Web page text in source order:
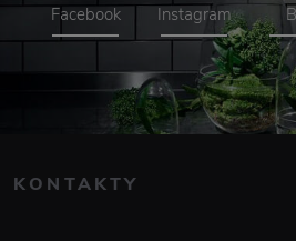
Facebook Instagram
KONTAKTY